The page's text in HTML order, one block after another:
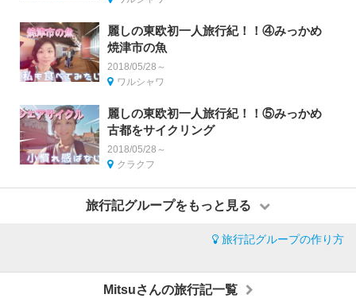
麗しの東欧初一人旅行紀！！④みっかめ
焼津市の魚
2018/05/28～
ワルシャワ
麗しの東欧初一人旅行紀！！⑤みっかめ
古都をサイクリング
2018/05/28～
クラクフ
旅行記グループをもっと見る
旅行記グループの作り方
Mitsuさんの旅行記一覧